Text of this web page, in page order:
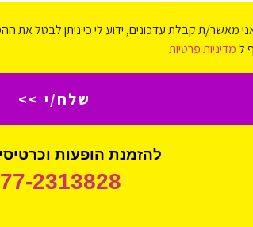
מאשר/ת קבלת עדכונים, ידוע לי כי ניתן לבטל את
למדיניות פרטיות
שלח/י >>
להזמנת הופעות
2313828